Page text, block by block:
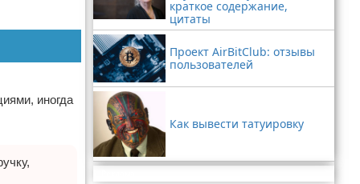
иногда
краткое содержание,
цитаты
Проект AirBitClub: отзывы
пользователей
Как вывести татуировку